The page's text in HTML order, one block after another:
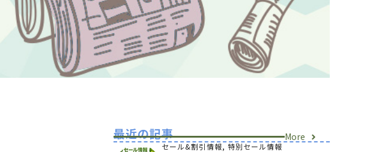
最近の記事 More
セール&割引情報, 特別セール情報